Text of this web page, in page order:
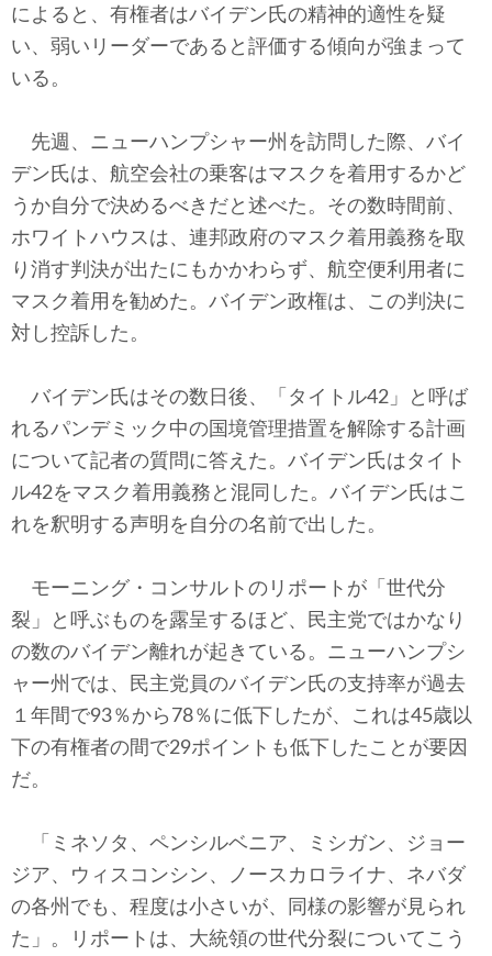
によると、有権者はバイデン氏の精神的適性を疑
い、弱いリーダーであると評価する傾向が強まって
いる。
先週、ニューハンプシャー州を訪問した際、バイ
デン氏は、航空会社の乗客はマスクを着用するかど
うか自分で決めるべきだと述べた。その数時間前、
ホワイトハウスは、連邦政府のマスク着用義務を取
り消す判決が出たにもかかわらず、航空便利用者に
マスク着用を勧めた。バイデン政権は、この判決に
対し控訴した。
バイデン氏はその数日後、「タイトル42」と呼ば
れるパンデミック中の国境管理措置を解除する計画
について記者の質問に答えた。バイデン氏はタイト
ル42をマスク着用義務と混同した。バイデン氏はこ
れを釈明する声明を自分の名前で出した。
モーニング・コンサルトのリポートが「世代分
裂」と呼ぶものを露呈するほど、民主党ではかなり
の数のバイデン離れが起きている。ニューハンプシ
ャー州では、民主党員のバイデン氏の支持率が過去
１年間で93％から78％に低下したが、これは45歳以
下の有権者の間で29ポイントも低下したことが要因
だ。
「ミネソタ、ペンシルベニア、ミシガン、ジョー
ジア、ウィスコンシン、ノースカロライナ、ネバダ
の各州でも、程度は小さいが、同様の影響が見られ
た」。リポートは、大統領の世代分裂についてこう